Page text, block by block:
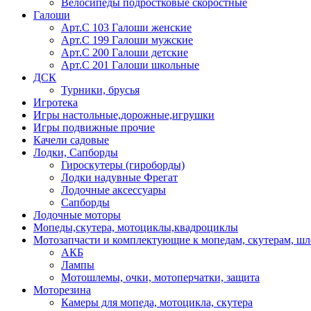
Галоши
Арт.С 103 Галоши женские
Арт.С 199 Галоши мужские
Арт.С 200 Галоши детские
Арт.С 201 Галоши школьные
ДСК
Турники, брусья
Игротека
Игры настольные,дорожные,игрушки
Игры подвижные прочие
Качели садовые
Лодки, Сапборды
Гироскутеры (гироборды)
Лодки надувные Фрегат
Лодочные аксессуары
Сапборды
Лодочные моторы
Мопеды,скутера, мотоциклы,квадроциклы
Мотозапчасти и комплектующие к мопедам, скутерам,
АКБ
Лампы
Мотошлемы, очки, мотоперчатки, защита
Моторезина
Камеры для мопеда, мотоцикла, скутера